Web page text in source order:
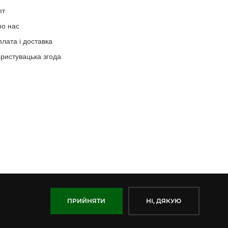
ПРИЙНЯТИ НІ, ДЯКУЮ
нас
і доставка
згода